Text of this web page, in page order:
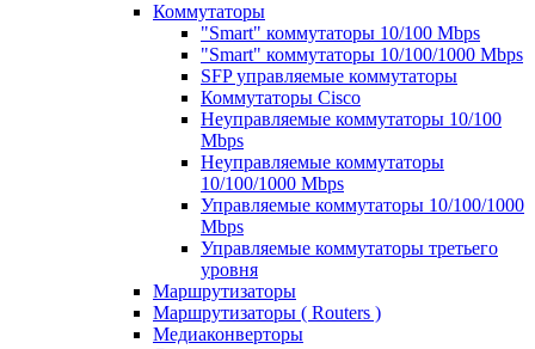
Коммутаторы
"Smart" коммутаторы 10/100 Mbps
"Smart" коммутаторы 10/100/1000 Mbps
SFP управляемые коммутаторы
Коммутаторы Cisco
Неуправляемые коммутаторы 10/100
Mbps
Неуправляемые коммутаторы
10/100/1000 Mbps
Управляемые коммутаторы 10/100/1000
Mbps
Управляемые коммутаторы третьего
уровня
Маршрутизаторы
Маршрутизаторы ( Routers )
Медиаконверторы